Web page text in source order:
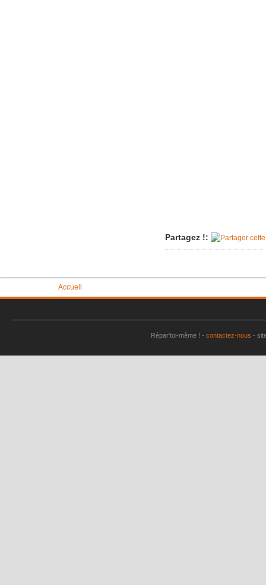
Partagez !:
Accueil
Répar'toi-même ! - contactez-nous -